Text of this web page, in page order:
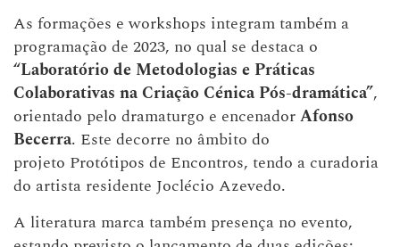
As formações e workshops integram também a
programação de 2023, no qual se destaca o
“Laboratório de Metodologias e Práticas
Colaborativas na Criação Cénica Pós-dramática”,
orientado pelo dramaturgo e encenadorAfonso
Becerra. Este decorre no âmbito do
projeto Protótipos de Encontros, tendo a curadoria
do artista residente Joclécio Azevedo.
A literatura marca também presença no evento,